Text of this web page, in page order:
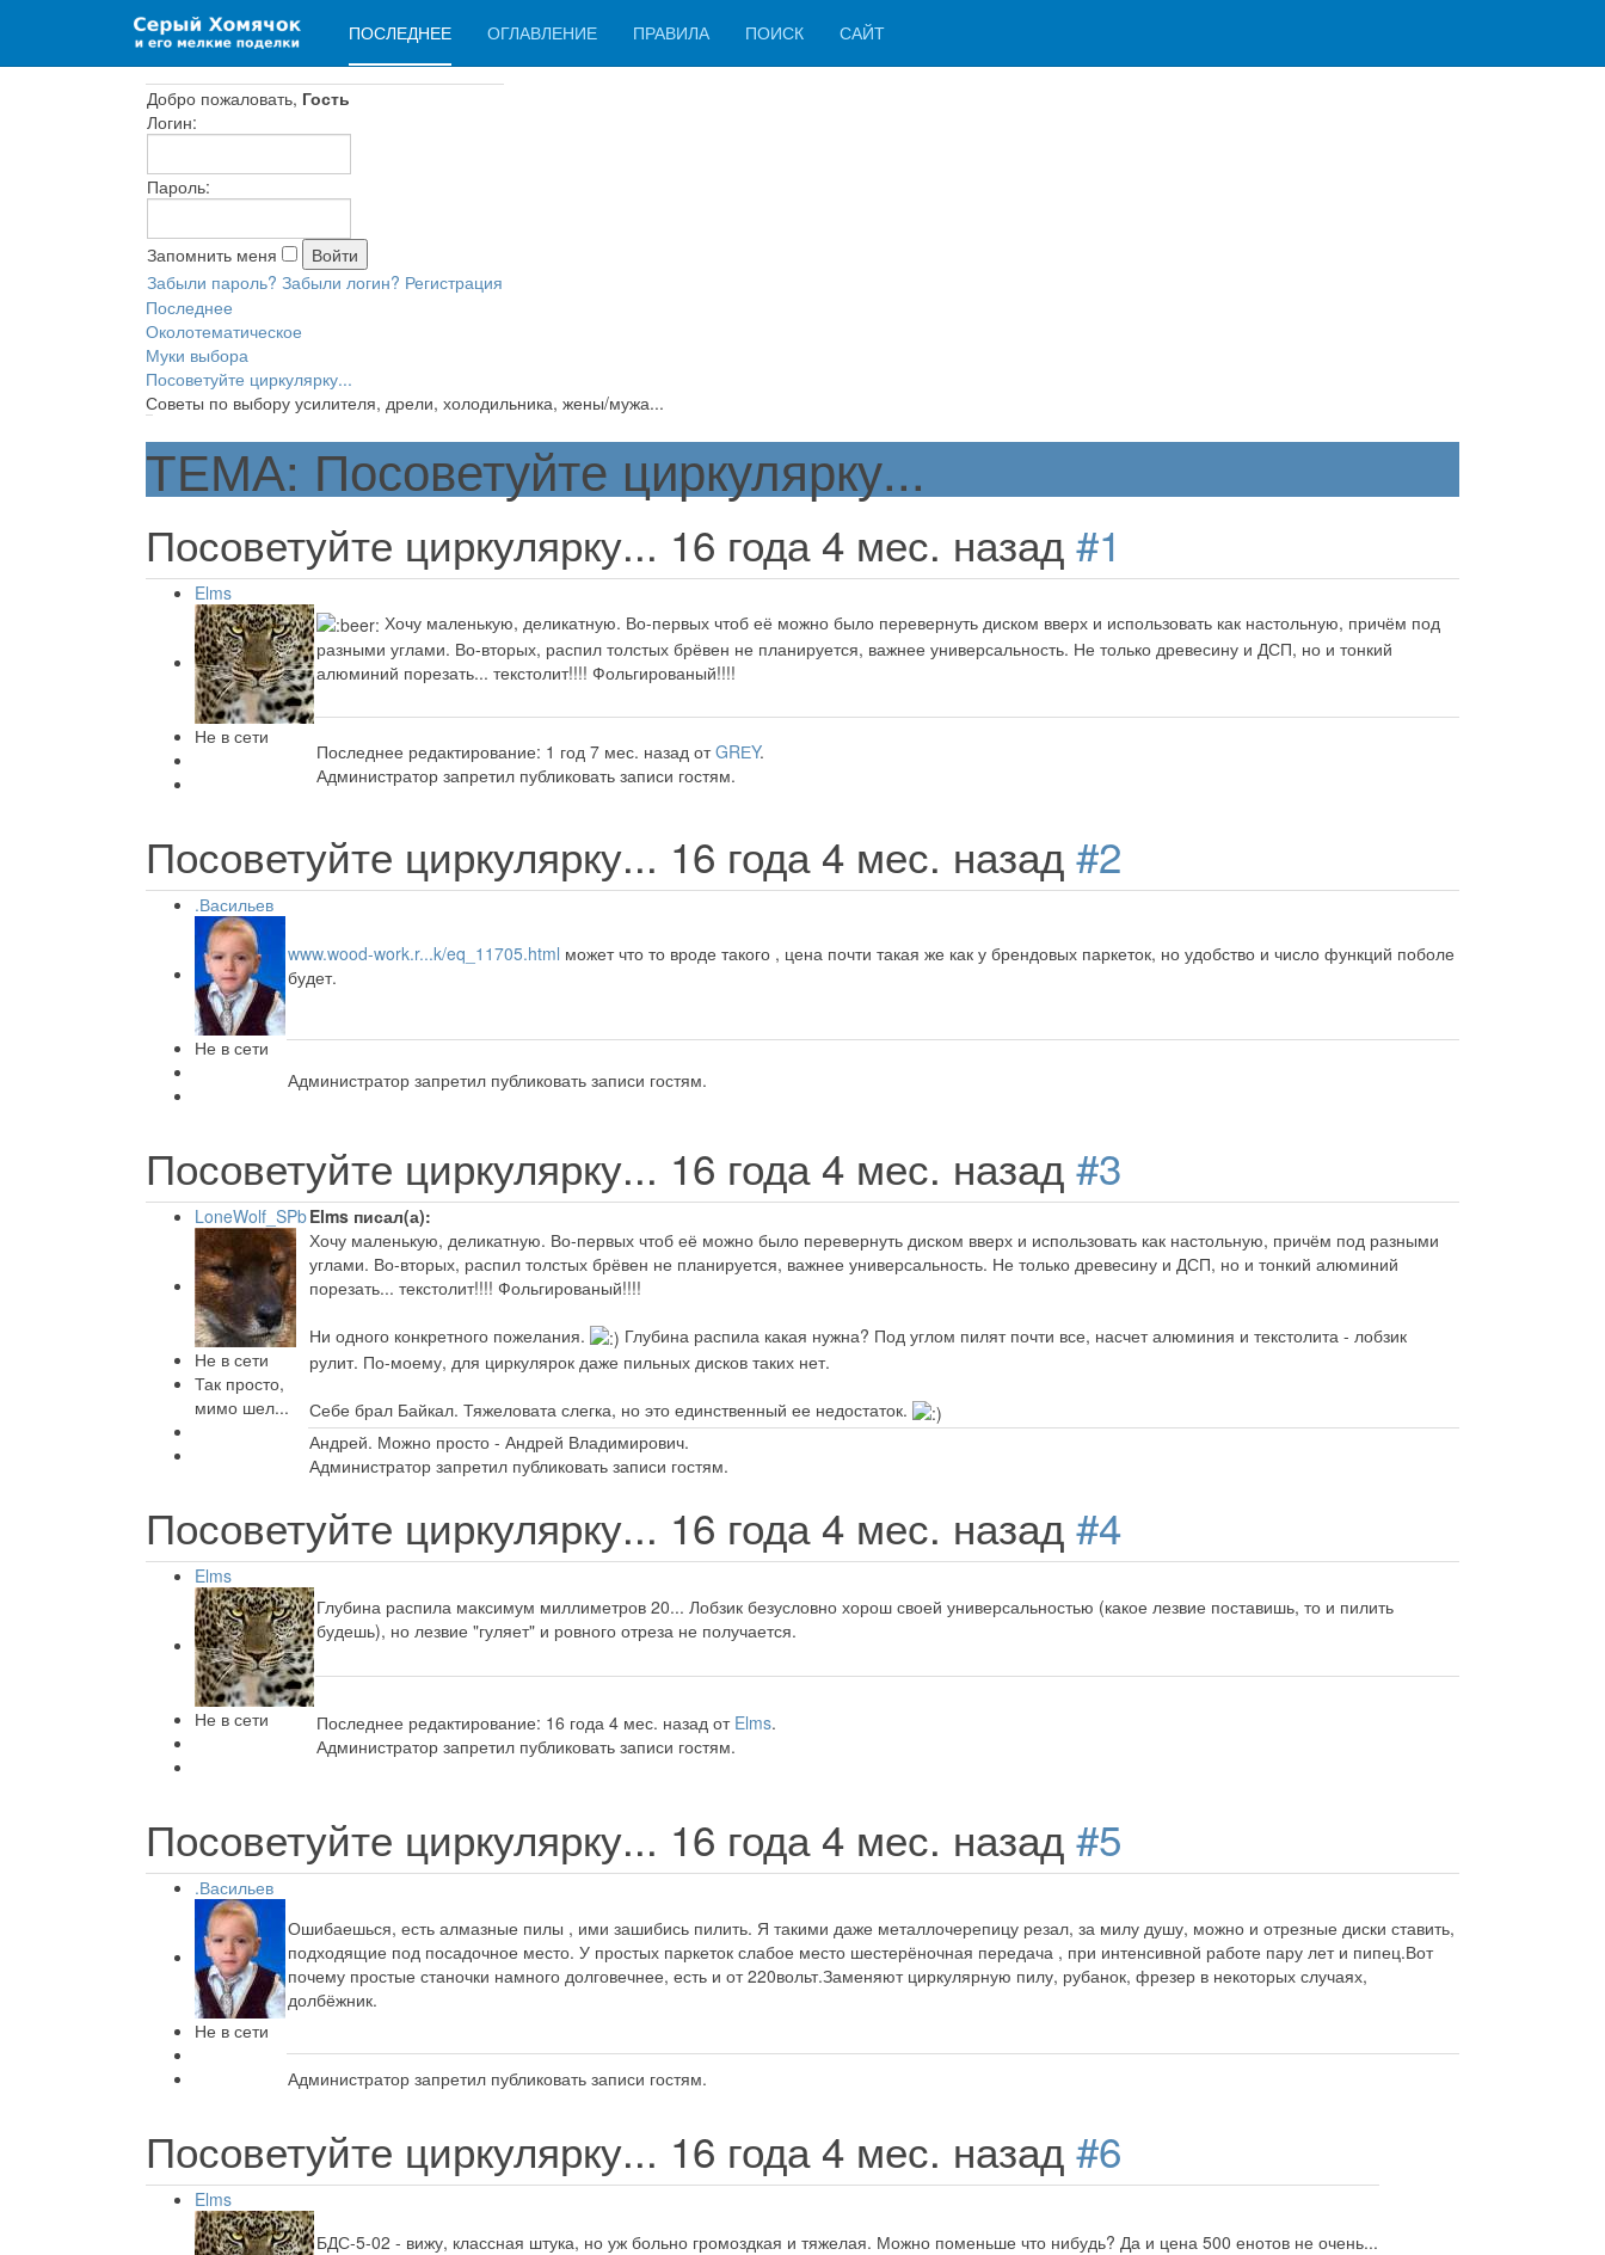
ПОСЛЕДНЕЕ ОГЛАВЛЕНИЕ ПРАВИЛА ПОИСК САЙТ
Добро пожаловать, Гость
Логин:
Пароль:
Запомнить меня
Забыли пароль? Забыли логин? Регистрация
Последнее
Околотематическое
Муки выбора
Посоветуйте циркулярку...
Советы по выбору усилителя, дрели, холодильника, жены/мужа...
ТЕМА: Посоветуйте циркулярку...
Посоветуйте циркулярку... 16 года 4 мес. назад #1
Elms
Не в сети
Хочу маленькую, деликатную. Во-первых чтоб её можно было перевернуть диском вверх и использовать как настольную, причём под
разными углами. Во-вторых, распил толстых брёвен не планируется, важнее универсальность. Не только древесину и ДСП, но и тонкий
алюминий порезать... текстолит!!!! Фольгированый!!!!
Последнее редактирование: 1 год 7 мес. назад отGRЕY.
Администратор запретил публиковать записи гостям.
Посоветуйте циркулярку... 16 года 4 мес. назад #2
.Васильев
Не в сети
www.wood-work.r...k/eq_11705.html может что то вроде такого , цена почти такая же как у брендовых паркеток, но удобство и число функций поболе
будет.
Администратор запретил публиковать записи гостям.
Посоветуйте циркулярку... 16 года 4 мес. назад #3
LoneWolf_SPb
Не в сети
Так просто,
мимо шел...
Elms писал(а):
Хочу маленькую, деликатную. Во-первых чтоб её можно было перевернуть диском вверх и использовать как настольную, причём под разными
углами. Во-вторых, распил толстых брёвен не планируется, важнее универсальность. Не только древесину и ДСП, но и тонкий алюминий
порезать... текстолит!!!! Фольгированый!!!!
Ни одного конкретного пожелания.
Глубина распила какая нужна? Под углом пилят почти все, насчет алюминия и текстолита - лобзик
рулит. По-моему, для циркулярок даже пильных дисков таких нет.
Себе брал Байкал. Тяжеловата слегка, но это единственный ее недостаток.
Андрей. Можно просто - Андрей Владимирович.
Администратор запретил публиковать записи гостям.
Посоветуйте циркулярку... 16 года 4 мес. назад #4
Elms
Не в сети
Глубина распила максимум миллиметров 20... Лобзик безусловно хорош своей универсальностью (какое лезвие поставишь, то и пилить
будешь), но лезвие "гуляет" и ровного отреза не получается.
Последнее редактирование: 16 года 4 мес. назад от Elms.
Администратор запретил публиковать записи гостям.
Посоветуйте циркулярку... 16 года 4 мес. назад #5
.Васильев
Не в сети
Ошибаешься, есть алмазные пилы , ими зашибись пилить. Я такими даже металлочерепицу резал, за милу душу, можно и отрезные диски ставить,
подходящие под посадочное место. У простых паркеток слабое место шестерёночная передача , при интенсивной работе пару лет и пипец.Вот
почему простые станочки намного долговечнее, есть и от 220вольт.Заменяют циркулярную пилу, рубанок, фрезер в некоторых случаях,
долбёжник.
Администратор запретил публиковать записи гостям.
Посоветуйте циркулярку... 16 года 4 мес. назад #6
Elms
БДС-5-02 - вижу, классная штука, но уж больно громоздкая и тяжелая. Можно поменьше что нибудь? Да и цена 500 енотов не очень...